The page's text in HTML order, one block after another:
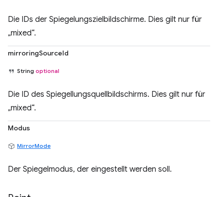
Die IDs der Spiegelungszielbildschirme. Dies gilt nur für
„mixed“.
mirroringSourceId
String optional
Die ID des Spiegellungsquellbildschirms. Dies gilt nur für
„mixed“.
Modus
MirrorMode
Der Spiegelmodus, der eingestellt werden soll.